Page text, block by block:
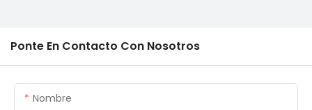
Ponte En Contacto Con Nosotros
Nombre